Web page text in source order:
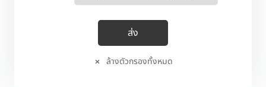
ล้างตัวกรองทั้งหมด